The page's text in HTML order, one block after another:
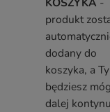
produkt
dodany do
koszyka, a Ty
będziesz
dalej